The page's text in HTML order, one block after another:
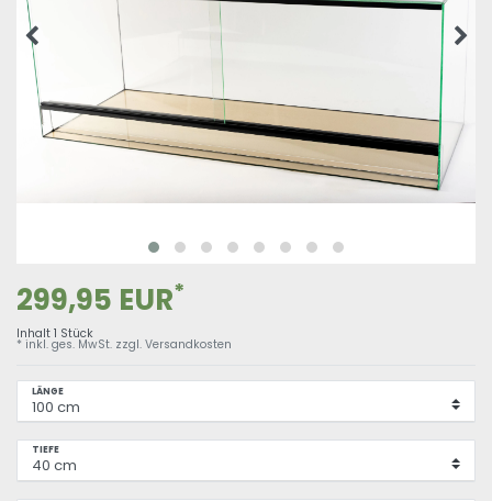
299,95 EUR*
Inhalt 1 Stück
* inkl. ges. MwSt. zzgl. Versandkosten
LÄNGE
TIEFE